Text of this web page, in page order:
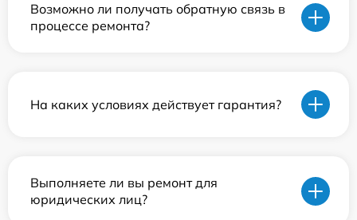
Возможно ли получать обратную связь в
процессе ремонта?
На каких условиях действует гарантия?
Выполняете ли вы ремонт для
юридических лиц?